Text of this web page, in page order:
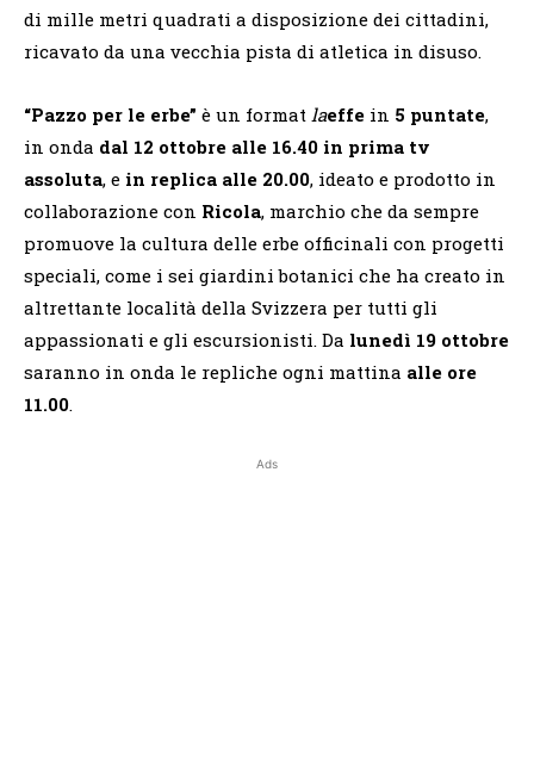
di mille metri quadrati a disposizione dei cittadini,
ricavato da una vecchia pista di atletica in disuso.
“Pazzo per le erbe” è un format laeffe in 5 puntate,
in onda dal 12 ottobre alle 16.40 in prima tv
assoluta, e in replica alle 20.00, ideato e prodotto in
collaborazione con Ricola, marchio che da sempre
promuove la cultura delle erbe officinali con progetti
speciali, come i sei giardini botanici che ha creato in
altrettante località della Svizzera per tutti gli
appassionati e gli escursionisti. Da lunedì 19 ottobre
saranno in onda le repliche ogni mattina alle ore
11.00.
Ads